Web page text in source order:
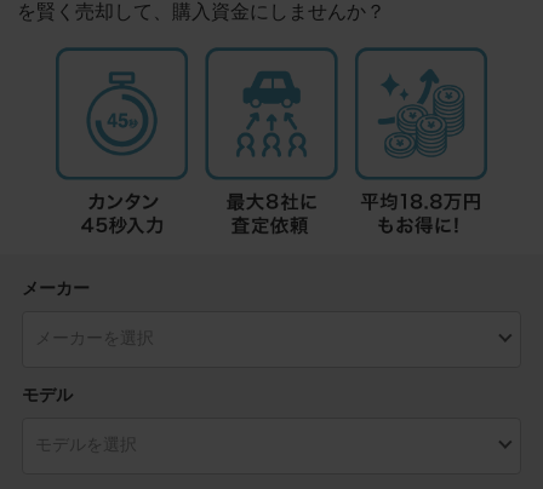
を賢く売却して、購入資金にしませんか？
メーカー
モデル